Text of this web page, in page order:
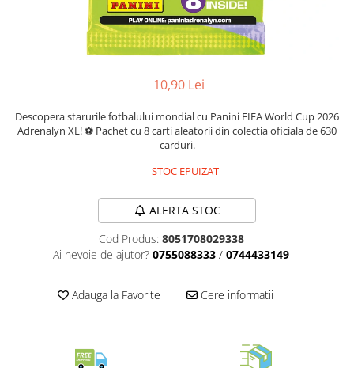
Deck Boxes/Cutii pentru carti
Portofolii/ Clasoare pentru carti
The Army Painter
Carti
Tricouri
Cani/Pahare
10,90 Lei
Descopera starurile fotbalului mondial cu Panini FIFA World Cup 2026
Adrenalyn XL! ⚽ Pachet cu 8 carti aleatorii din colectia oficiala de 630
carduri.
STOC EPUIZAT
ALERTA STOC
Cod Produs: 8051708029338
Ai nevoie de ajutor? 0755088333 / 0744433149
Adauga la Favorite Cere informatii